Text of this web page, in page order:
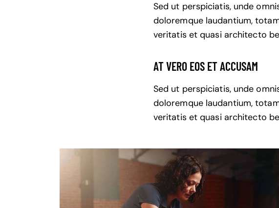
Sed ut perspiciatis, unde
doloremque laudantium,
veritatis et quasi architecto
AT VERO EOS ET ACCUSAM
Sed ut perspiciatis, unde
doloremque laudantium,
veritatis et quasi architecto